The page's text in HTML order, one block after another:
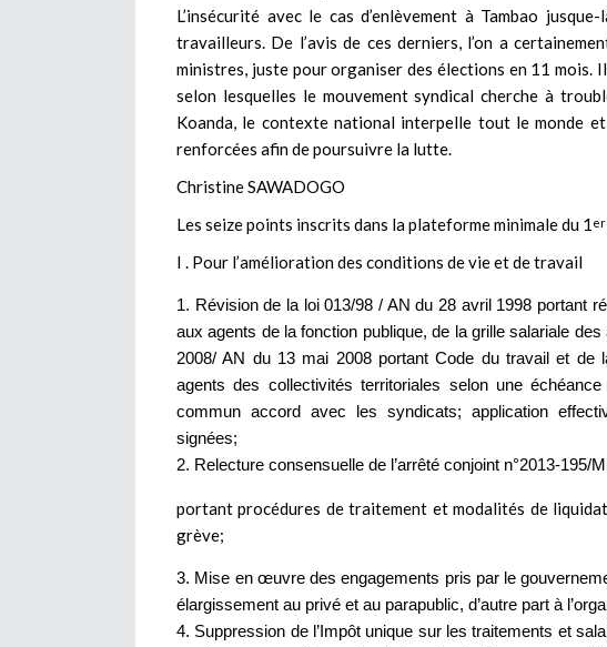
L’insécurité avec le cas d’enlèvement à Tambao
travailleurs. De l’avis de ces derniers, l’on a
ministres, juste pour organiser des élections en 11 mois.
selon lesquelles le mouvement syndical cherche à
Koanda, le contexte national interpelle tout le monde
renforcées afin de poursuivre la lutte.
Christine SAWADOGO
Les seize points inscrits dans la plateforme minimale du 1 er
I . Pour l’amélioration des conditions de vie et de travail
Révision de la loi 013/98 / AN du 28 avril 1998 portant
aux agents de la fonction publique, de la grille salariale
2008/ AN du 13 mai 2008 portant Code du travail et de
agents des collectivités territoriales selon une
commun accord avec les syndicats; application
signées;
Relecture consensuelle de l’arrêté conjoint n°2013-195/
portant procédures de traitement et modalités de
grève;
Mise en œuvre des engagements pris par le
élargissement au privé et au parapublic, d’autre part à
Suppression de l’Impôt unique sur les traitements et